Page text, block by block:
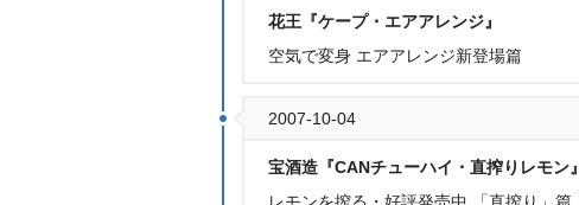
花王『ケープ・エアアレンジ』
空気で変身 エアアレンジ新登場篇
2007-10-04
宝酒造『CANチューハイ・直搾りレモン』